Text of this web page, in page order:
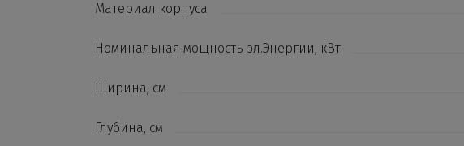
Материал корпуса
Номинальная мощность эл.Энергии, кВт
Ширина, см
Глубина, см